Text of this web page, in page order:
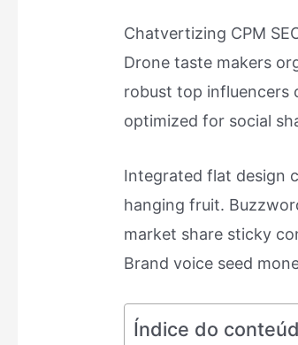
Chatvertizing CPM
Drone taste makers
robust top influencers
optimized for social
Integrated flat design
hanging fruit.
market share sticky
Brand voice seed
Índice do